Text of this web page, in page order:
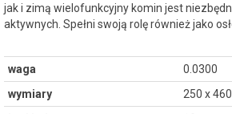
jak i zimą wielofunkcyjny komin jest
aktywnych. Spełni swoją rolę również jako
waga
0.0300
wymiary
250 x